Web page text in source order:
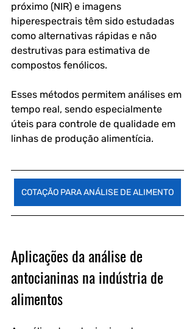
próximo (NIR) e imagens
hiperespectrais têm sido estudadas
como alternativas rápidas e não
destrutivas para estimativa de
compostos fenólicos.
Esses métodos permitem análises em
tempo real, sendo especialmente
úteis para controle de qualidade em
linhas de produção alimentícia.
COTAÇÃO PARA ANÁLISE DE ALIMENTO
Aplicações da análise de
antocianinas na indústria de
alimentos